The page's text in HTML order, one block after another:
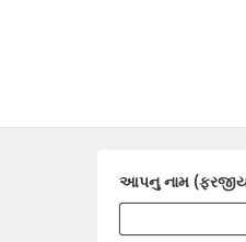
આપનુ નામ